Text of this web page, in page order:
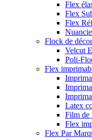
Flex
Flex
Flex
Flock de
Velcut
Poli-
Flex
Latex
Film de
Flex
Flex Par